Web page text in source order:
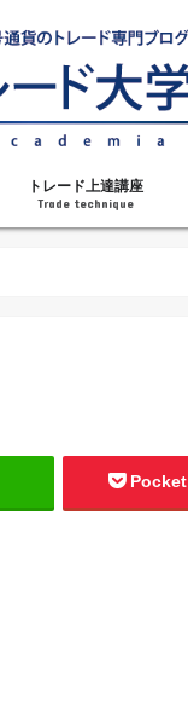
トレード上達講座
Trade technique
Pocket